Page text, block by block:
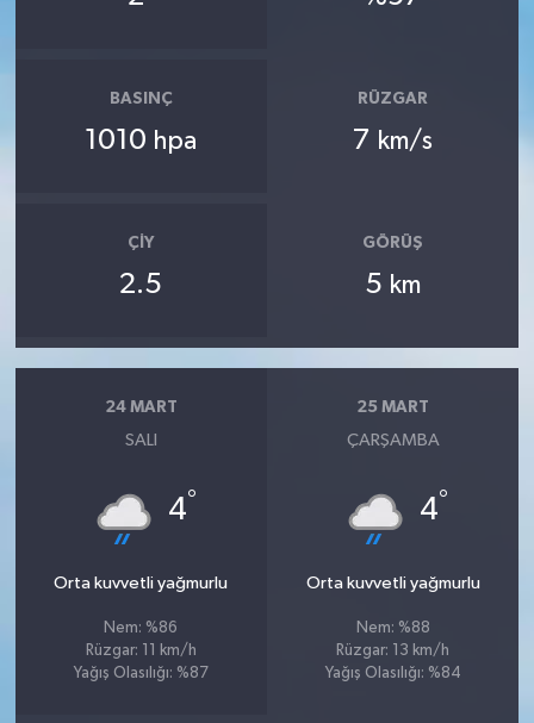
BASINÇ
1010 hpa
RÜZGAR
7 km/s
ÇIY
2.5
GÖRÜŞ
5 km
24 MART
SALI
4°
Orta kuvvetli yağmurlu
Nem: %86
Rüzgar: 11 km/h
Yağış Olasılığı: %87
25 MART
ÇARŞAMBA
4°
Orta kuvvetli yağmurlu
Nem: %88
Rüzgar: 13 km/h
Yağış Olasılığı: %84